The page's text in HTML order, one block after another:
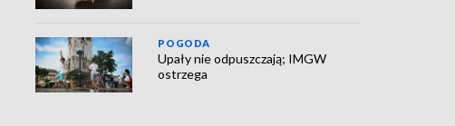
POGODA
Upały nie odpuszczają; IMGW
ostrzega